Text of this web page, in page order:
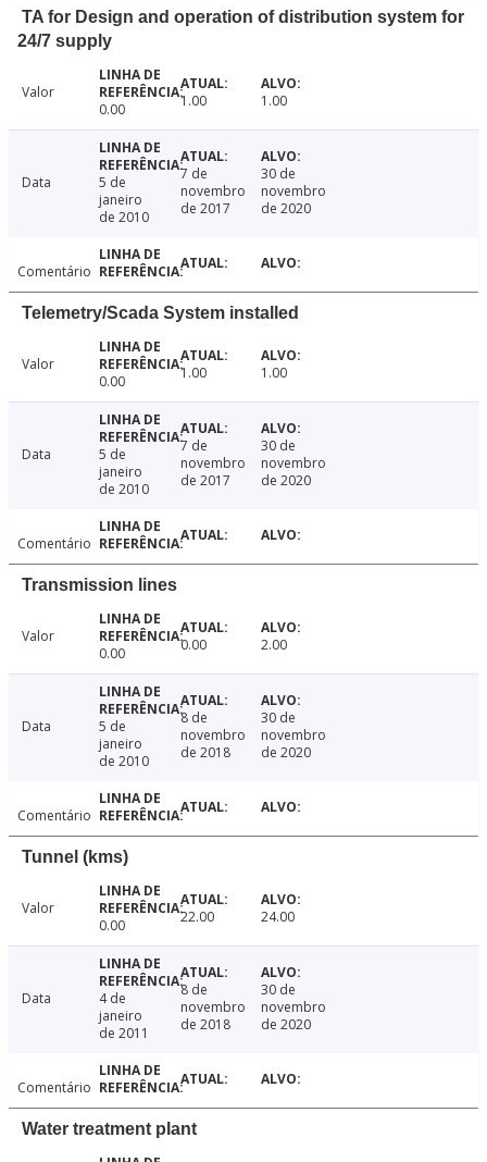
TA for Design and operation of distribution system for
24/7 supply
Valor
0.00
1.00 1.00
Data
5 de
janeiro
de 2010
7 de
novembro
de 2017
30 de
novembro
de 2020
Comentário
Telemetry/Scada System installed
Valor
0.00
1.00 1.00
Data
5 de
janeiro
de 2010
7 de
novembro
de 2017
30 de
novembro
de 2020
Comentário
Transmission lines
Valor
0.00
0.00 2.00
Data
5 de
janeiro
de 2010
8 de
novembro
de 2018
30 de
novembro
de 2020
Comentário
Tunnel (kms)
Valor
0.00
22.00 24.00
Data
4 de
janeiro
de 2011
8 de
novembro
de 2018
30 de
novembro
de 2020
Comentário
Water treatment plant